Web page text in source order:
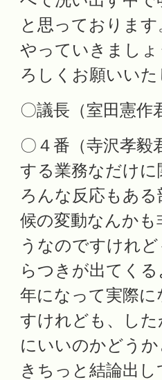
と思っておりま
やっていきまし
ろしくお願いい
〇議長（室田憲
〇４番（寺沢孝
する業務なだけ
ろんな反応もあ
候の変動なんか
うなのですけれ
らつきが出てく
年になって実際
すけれども、し
にいいのかどう
きちっと結論出